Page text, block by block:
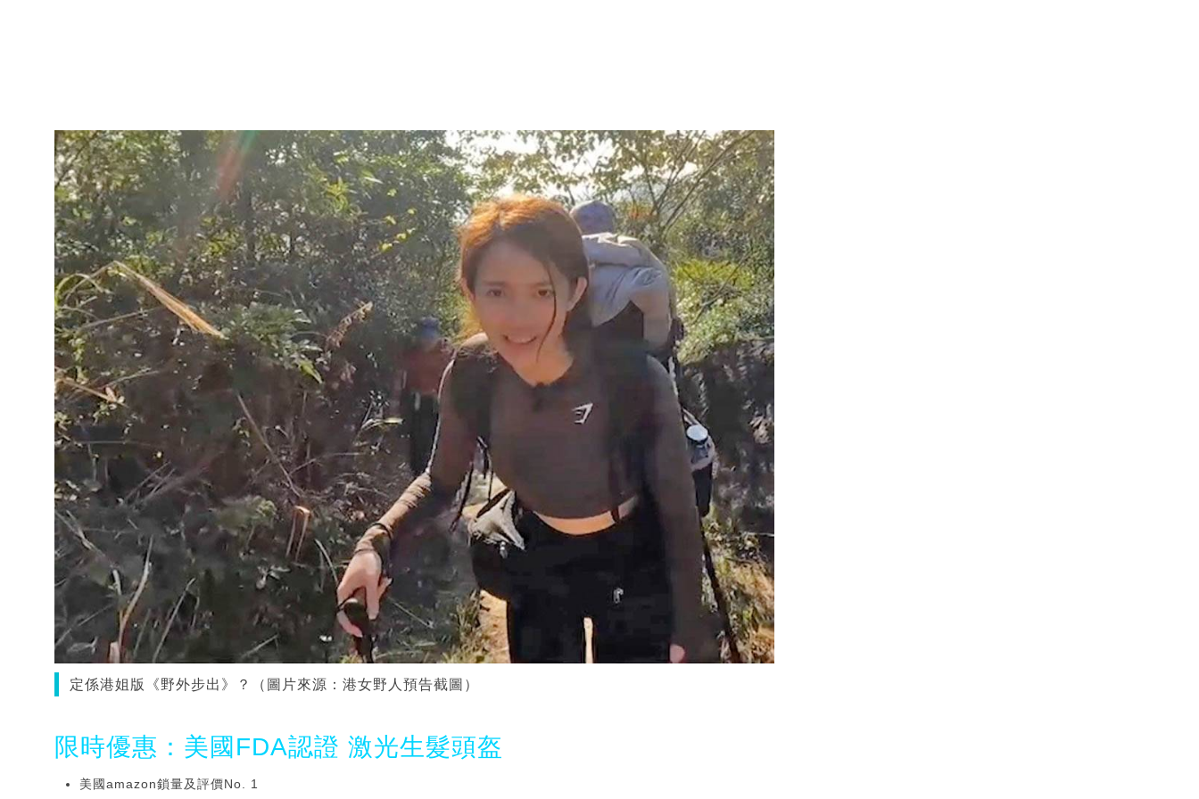
定係港姐版《野外步出》？（圖片來源：港女野人預告截圖）
限時優惠：美國FDA認證 激光生髮頭盔
美國amazon鎖量及評價No. 1